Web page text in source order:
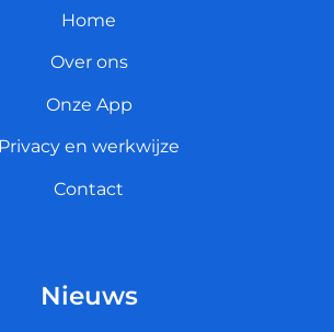
Home
Over ons
Onze App
Privacy en werkwijze
Contact
Nieuws